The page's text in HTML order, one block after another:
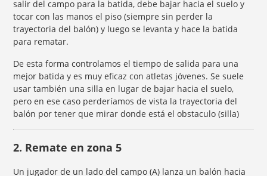
salir del campo para la batida, debe bajar hacia el suelo y
tocar con las manos el piso (siempre sin perder la
trayectoria del balón) y luego se levanta y hace la batida
para rematar.
De esta forma controlamos el tiempo de salida para una
mejor batida y es muy eficaz con atletas jóvenes. Se suele
usar también una silla en lugar de bajar hacia el suelo,
pero en ese caso perderíamos de vista la trayectoria del
balón por tener que mirar donde está el obstaculo (silla)
2. Remate en zona 5
Un jugador de un lado del campo (A) lanza un balón hacia